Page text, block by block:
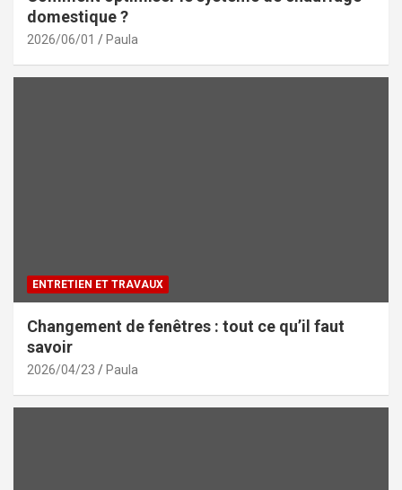
domestique ?
2026/06/01 Paula
ENTRETIEN ET TRAVAUX
Changement de fenêtres : tout ce qu’il faut
savoir
2026/04/23 Paula